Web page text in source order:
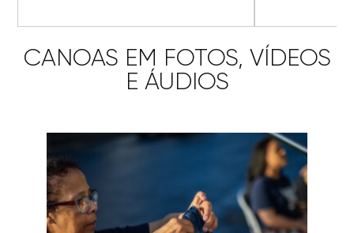
CANOAS EM FOTOS, VÍDEOS
E ÁUDIOS